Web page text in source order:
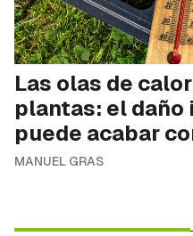
Las olas de
plantas: el
puede acabar
MANUEL GRAS